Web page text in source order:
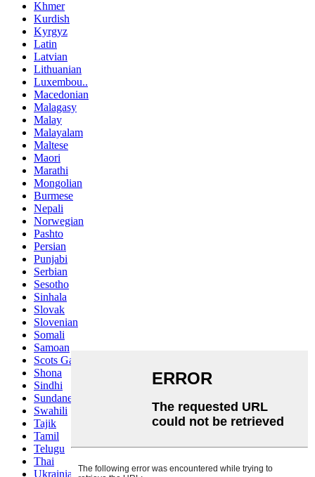
Khmer
Kurdish
Kyrgyz
Latin
Latvian
Lithuanian
Luxembou..
Macedonian
Malagasy
Malay
Malayalam
Maltese
Maori
Marathi
Mongolian
Burmese
Nepali
Norwegian
Pashto
Persian
Punjabi
Serbian
Sesotho
Sinhala
Slovak
Slovenian
Somali
Samoan
Scots Gaelic
Shona
Sindhi
Sundanese
Swahili
Tajik
Tamil
Telugu
Thai
Ukrainian